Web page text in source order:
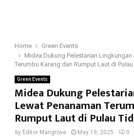
Home
Green Events
Midea Dukung Pelestarian Lingkungan
Terumbu Karang dan Rumput Laut di Pulau
Green Events
Midea Dukung
Lewat Penanaman
Rumput Laut di Pulau
by Editor Mangrove May 19, 2025 0